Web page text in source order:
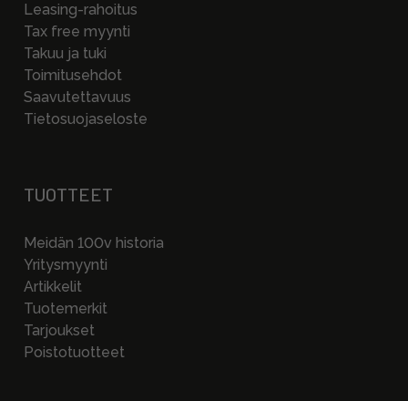
Leasing-rahoitus
Tax free myynti
Takuu ja tuki
Toimitusehdot
Saavutettavuus
Tietosuojaseloste
TUOTTEET
Meidän 100v historia
Yritysmyynti
Artikkelit
Tuotemerkit
Tarjoukset
Poistotuotteet